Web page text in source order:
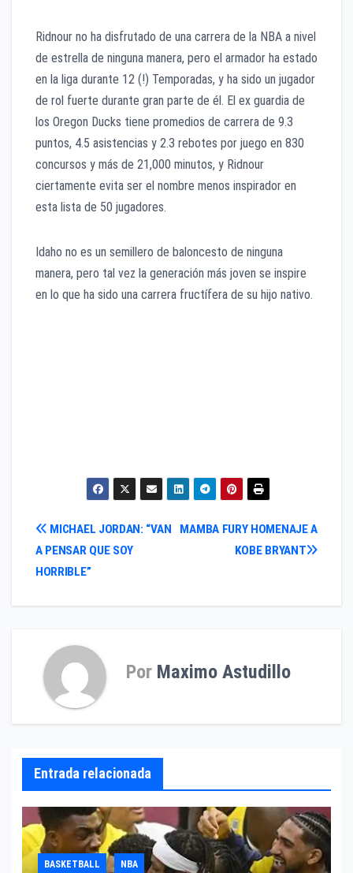
Ridnour no ha disfrutado de una carrera de la NBA a nivel
de estrella de ninguna manera, pero el armador ha estado
en la liga durante 12 (!) Temporadas, y ha sido un jugador
de rol fuerte durante gran parte de él. El ex guardia de
los Oregon Ducks tiene promedios de carrera de 9.3
puntos, 4.5 asistencias y 2.3 rebotes por juego en 830
concursos y más de 21,000 minutos, y Ridnour
ciertamente evita ser el nombre menos inspirador en
esta lista de 50 jugadores.
Idaho no es un semillero de baloncesto de ninguna
manera, pero tal vez la generación más joven se inspire
en lo que ha sido una carrera fructífera de su hijo nativo.
Navegación
de
entradas
MAMBA FURY HOMENAJE A
KOBE BRYANT
MICHAEL JORDAN: “VAN
A PENSAR QUE SOY
HORRIBLE”
Por Maximo Astudillo
Entrada relacionada
BASKETBALL NBA